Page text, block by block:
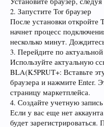
2. Запустите Tor браузер
После установки откройте
начнет процесс
несколько минут.
3. Перейдите по
Используйте актуальную
BLA(K5PRUT+: Вставьте
браузера и нажмите Enter.
страницу маркетплейса.
4. Создайте учетную запись
Если у вас еще нет
будет